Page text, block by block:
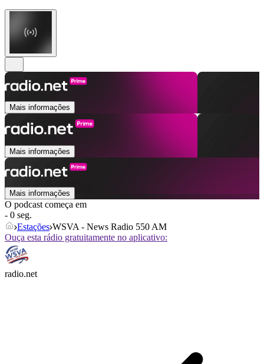
Mais informações
Mais informações
Mais informações
O podcast começa em
- 0 seg.
Estações WSVA - News Radio 550 AM
Ouça esta rádio gratuitamente no aplicativo:
radio.net